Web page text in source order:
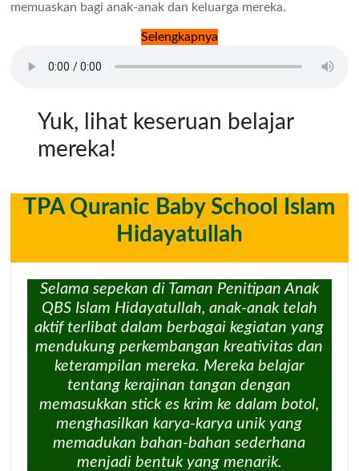
memuaskan bagi anak-anak dan keluarga mereka.
Selengkapnya
Yuk, lihat keseruan belajar
mereka!
TPA Quranic Baby School Islam
Hidayatullah
Selama sepekan di Taman Penitipan Anak
QBS Islam Hidayatullah, anak-anak telah
aktif terlibat dalam berbagai kegiatan yang
mendukung perkembangan kreativitas dan
keterampilan mereka. Mereka belajar
tentang kerajinan tangan dengan
memasukkan stick es krim ke dalam botol,
menghasilkan karya-karya unik yang
memadukan bahan-bahan sederhana
menjadi bentuk yang menarik.